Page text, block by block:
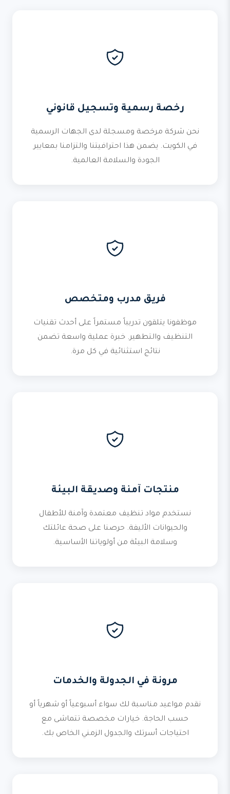
رخصة رسمية وتسجيل قانوني
نحن شركة مرخصة ومسجلة لدى الجهات الرسمية
في الكويت. يضمن هذا احترافيتنا والتزامنا بمعايير
الجودة والسلامة العالمية.
فريق مدرب ومتخصص
موظفونا يتلقون تدريباً مستمراً على أحدث تقنيات
التنظيف والتطهير. خبرة عملية واسعة تضمن
نتائج استثنائية في كل مرة.
منتجات آمنة وصديقة البيئة
نستخدم مواد تنظيف معتمدة وآمنة للأطفال
والحيوانات الأليفة. حرصنا على صحة عائلتك
وسلامة البيئة من أولوياتنا الأساسية.
مرونة في الجدولة والخدمات
نقدم مواعيد مناسبة لك سواء أسبوعياً أو شهرياً أو
حسب الحاجة. خيارات مخصصة تتماشى مع
احتياجات أسرتك والجدول الزمني الخاص بك.